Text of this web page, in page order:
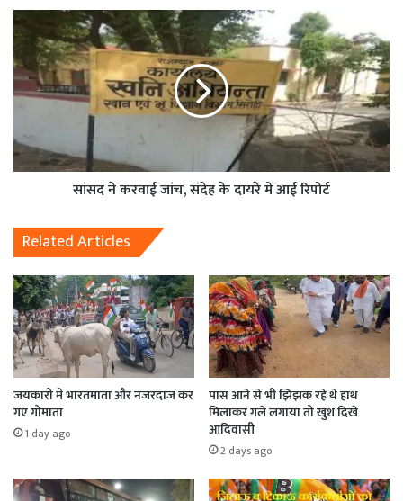
सांसद ने करवाई जांच, संदेह के दायरे में आई रिपोर्ट
Related Articles
जयकारों में भारतमाता और नजरंदाज कर
गए गोमाता
1 day ago
पास आने से भी झिझक रहे थे हाथ
मिलाकर गले लगाया तो खुश दिखे
आदिवासी
2 days ago